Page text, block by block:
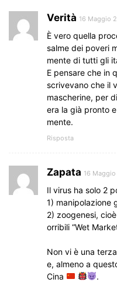
Verità 16 Maggio
È vero quella
salme dei poveri
mente di tutti gli
E pensare che in
scrivevano che il
mascherine, per
era la già pronto
mente.
Risposta
Zapata 16
Il virus ha solo 2
1) manipolazione
2) zoogenesi,
orribili “Wet
Non vi è una
e, almeno a
Cina
.